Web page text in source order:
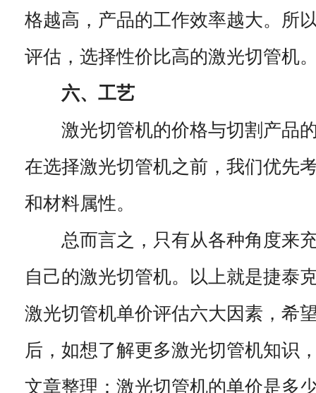
格越高，产品的工作效率越大。所
评估，选择性价比高的激光切管机
六、工艺
激光切管机的价格与切割产品的
在选择激光切管机之前，我们优先
和材料属性。
总而言之，只有从各种角度来充
自己的激光切管机。以上就是捷泰
激光切管机单价评估六大因素，希
后，如想了解更多激光切管机知识
文章整理：激光切管机的单价是多